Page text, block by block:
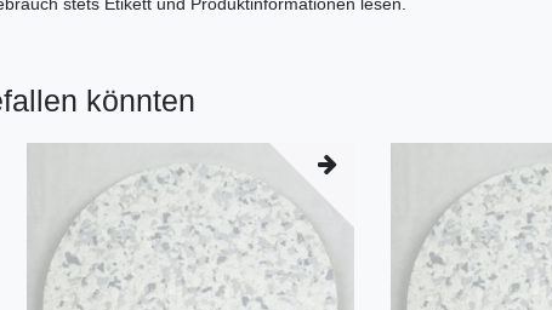
stets Etikett und Produktinformationen lesen.
könnten